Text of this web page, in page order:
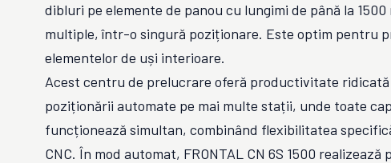
dibluri pe elemente de panou cu lungimi de până la
multiple, într-o singură poziționare. Este optim pentru
elementelor de uși interioare.
Acest centru de prelucrare oferă productivitate
poziționării automate pe mai multe stații, unde toate
funcționează simultan, combinând flexibilitatea
CNC. În mod automat, FRONTAL CN 6S 1500